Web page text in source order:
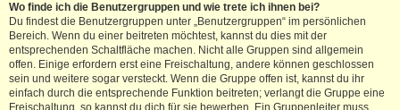
Wo finde ich die Benutzergruppen und wie trete ich ihnen bei?
Du findest die Benutzergruppen unter „Benutzergruppen“ im persönlichen
Bereich. Wenn du einer beitreten möchtest, kannst du dies mit der
entsprechenden Schaltfläche machen. Nicht alle Gruppen sind allgemein
offen. Einige erfordern erst eine Freischaltung, andere können geschlossen
sein und weitere sogar versteckt. Wenn die Gruppe offen ist, kannst du ihr
einfach durch die entsprechende Funktion beitreten; verlangt die Gruppe eine
Freischaltung, so kannst du dich für sie bewerben. Ein Gruppenleiter muss